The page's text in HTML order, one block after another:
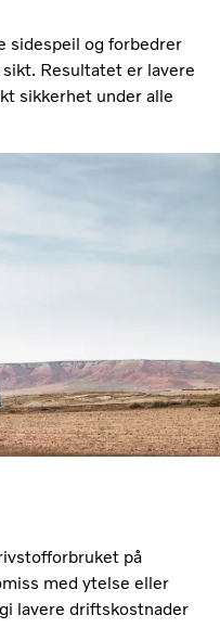
sidespeil og forbedrer
Resultatet er lavere
sikkerhet under alle
på
med ytelse eller
lavere driftskostnader